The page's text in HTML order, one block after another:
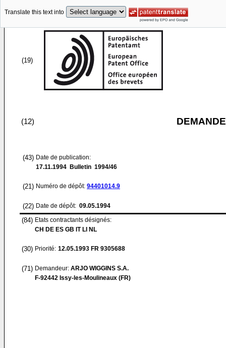
Translate this text into
(19)
(12)
(43) Date de publication:
17.11.1994 Bulletin 1994/46
(21) Numéro de dépôt: 94401014.9
(22) Date de dépôt: 09.05.1994
(84) Etats contractants désignés:
CH DE ES GB IT LI NL
(30) Priorité: 12.05.1993 FR 9305688
(71) Demandeur: ARJO WIGGINS S.A.
F-92442 Issy-les-Moulineaux (FR)